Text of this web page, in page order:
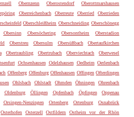
Obernzenn Oberostendorf
Oberottmarshausen
Oberreichenbach Oberreute Oberried
Oberrieden
Oberschleißheim Oberschneiding Oberschönegg
Obersinn Obersöchering Obersontheim
Oberstadion
Oberstreu Obersulm Obersüßbach
Obertaufkirchen
Obertraubling Obertrubach Oberviechtach
Oberwesel
Ochsenhausen Odelzhausen Oedheim Oerlenbach
Offenberg Offenburg Offenhausen Offingen Ofterdingen
Ohlsbach Ohlstadt Ohmden Öhningen
Ohrenbach
Oldenburg Öllingen Opfenbach Öpfingen
Oppenau
Orsingen-Nenzingen Ortenberg Ortenburg
Osnabrück
Osterhofen Osterzell Ostfildern
Ostheim vor der Rhön